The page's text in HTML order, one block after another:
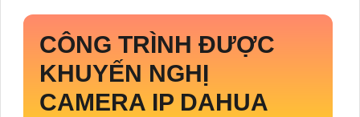
CÔNG TRÌNH ĐƯỢC
KHUYẾN NGHỊ
CAMERA IP DAHUA